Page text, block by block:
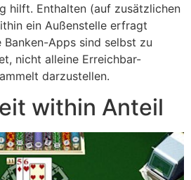
hilft. Enthalten (auf zusätzlichen
ein Außenstelle erfragt
Apps sind selbst zu
nicht alleine Erreichbar-
darzustellen.
within Anteil